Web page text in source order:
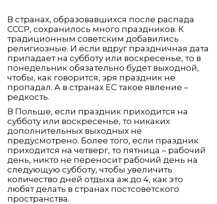
В странах, образовавшихся после распада
СССР, сохранилось много праздников. К
традиционным советским добавились
религиозные. И если вдруг праздничная дата
припадает на субботу или воскресенье, то в
понедельник обязательно будет выходной,
чтобы, как говорится, зря праздник не
пропадал. А в странах ЕС такое явление –
редкость.
В Польше, если праздник приходится на
субботу или воскресенье, то никаких
дополнительных выходных не
предусмотрено. Более того, если праздник
приходится на четверг, то пятница – рабочий
день, никто не переносит рабочий день на
следующую субботу, чтобы увеличить
количество дней отдыха аж до 4, как это
любят делать в странах постсоветского
пространства.